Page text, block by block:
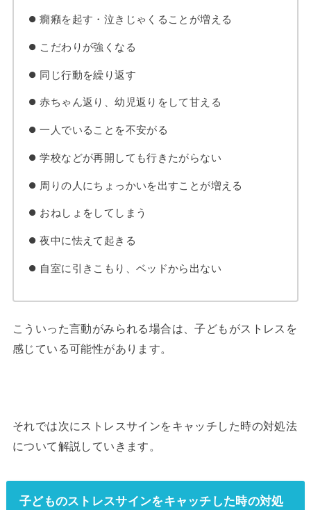
癇癪を起す・泣きじゃくることが増える
こだわりが強くなる
同じ行動を繰り返す
赤ちゃん返り、幼児返りをして甘える
一人でいることを不安がる
学校などが再開しても行きたがらない
周りの人にちょっかいを出すことが増える
おねしょをしてしまう
夜中に怯えて起きる
自室に引きこもり、ベッドから出ない
こういった言動がみられる場合は、子どもがストレスを
感じている可能性があります。
それでは次にストレスサインをキャッチした時の対処法
について解説していきます。
子どものストレスサインをキャッチした時の対処